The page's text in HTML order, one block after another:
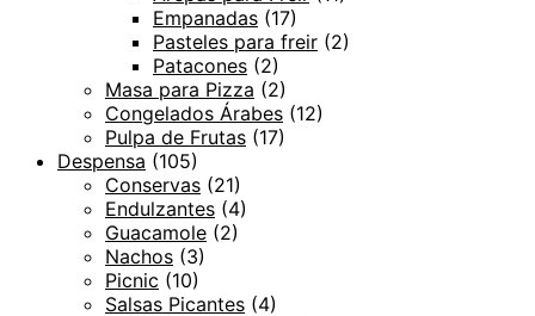
Empanadas (17)
Pasteles para freir (2)
Patacones (2)
Masa para Pizza (2)
Congelados Árabes (12)
Pulpa de Frutas (17)
Despensa (105)
Conservas (21)
Endulzantes (4)
Guacamole (2)
Nachos (3)
Picnic (10)
Salsas Picantes (4)